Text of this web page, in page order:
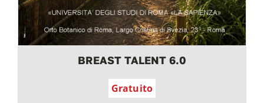
BREAST TALENT 6.0
Gratuito